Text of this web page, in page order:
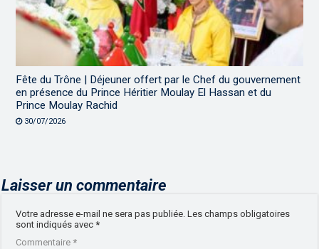
Fête du Trône | Déjeuner offert par le Chef du gouvernement
en présence du Prince Héritier Moulay El Hassan et du
Prince Moulay Rachid
30/07/2026
Laisser un commentaire
Votre adresse e-mail ne sera pas publiée. Les champs obligatoires
sont indiqués avec*
Commentaire*